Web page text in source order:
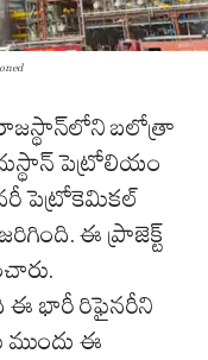
బలోత్రా
పెట్రోలియం
పెట్రోకెమికల్
ఈ ప్రాజెక్ట్‌
ఈ భారీ రిఫైనరీని
ముందు ఈ